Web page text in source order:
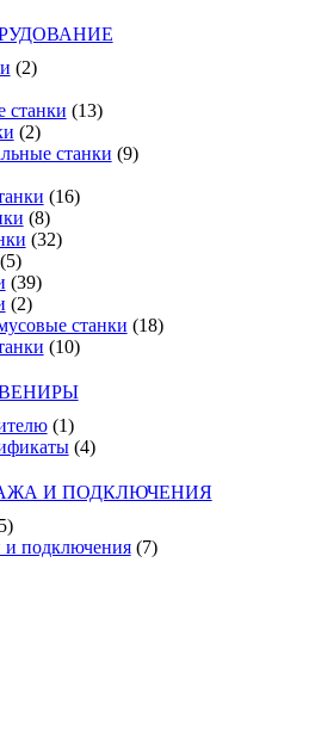
(2)
станки (13)
(2)
станки (9)
(16)
(8)
(32)
(5)
(39)
(2)
станки (18)
(10)
(1)
(4)
И ПОДКЛЮЧЕНИЯ
и подключения (7)